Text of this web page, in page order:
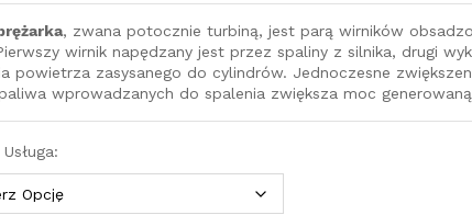
, zwana potocznie turbiną, jest parą wirników
wirnik napędzany jest przez spaliny z silnika, drugi
powietrza zasysanego do cylindrów. Jednoczesne
wprowadzanych do spalenia zwiększa moc